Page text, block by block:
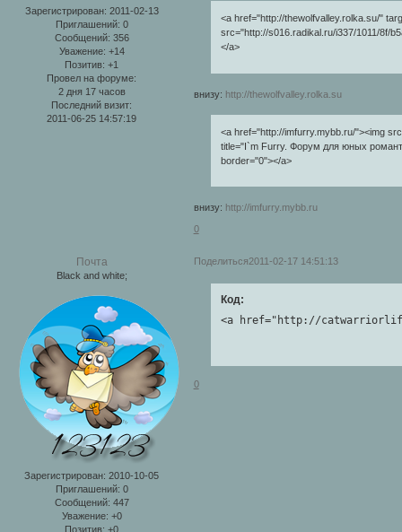
Зарегистрирован: 2011-02-13
Приглашений: 0
Сообщений: 356
Уважение: +14
Позитив: +1
Провел на форуме:
2 дня 17 часов
Последний визит:
2011-06-25 14:57:19
<a href="http://thewolfvalley.rolka.su/"
src="http://s016.radikal.ru/i337/1011/8f/
</a>
внизу: http://thewolfvalley.rolka.su
<a href="http://imfurry.mybb.ru/"><img
title="I`m Furry. Форум для юных
border="0"></a>
внизу: http://imfurry.mybb.ru
0
Поделиться2011-02-17 14:51:13
Почта
Black and white;
Зарегистрирован: 2010-10-05
Приглашений: 0
Сообщений: 447
Уважение: +0
Позитив: +0
Код:
<a href="http://
0